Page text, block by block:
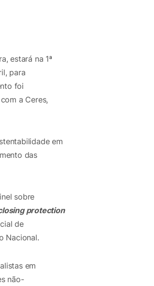
estará na 1ª
para
foi
a Ceres,
em
das
sobre
protection
de
Nacional.
em
não-